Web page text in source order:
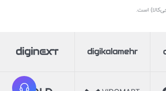
است.